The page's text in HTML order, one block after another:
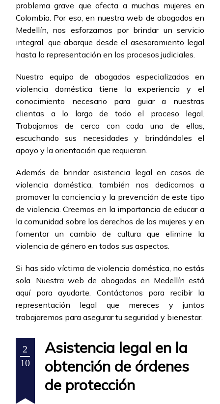
problema grave que afecta a muchas mujeres en
Colombia. Por eso, en nuestra web de abogados en
Medellín, nos esforzamos por brindar un servicio
integral, que abarque desde el asesoramiento legal
hasta la representación en los procesos judiciales.
Nuestro equipo de abogados especializados en
violencia doméstica tiene la experiencia y el
conocimiento necesario para guiar a nuestras
clientas a lo largo de todo el proceso legal.
Trabajamos de cerca con cada una de ellas,
escuchando sus necesidades y brindándoles el
apoyo y la orientación que requieran.
Además de brindar asistencia legal en casos de
violencia doméstica, también nos dedicamos a
promover la conciencia y la prevención de este tipo
de violencia. Creemos en la importancia de educar a
la comunidad sobre los derechos de las mujeres y en
fomentar un cambio de cultura que elimine la
violencia de género en todos sus aspectos.
Si has sido víctima de violencia doméstica, no estás
sola. Nuestra web de abogados en Medellín está
aquí para ayudarte. Contáctanos para recibir la
representación legal que mereces y juntos
trabajaremos para asegurar tu seguridad y bienestar.
2
10
Asistencia legal en la
obtención de órdenes
de protección